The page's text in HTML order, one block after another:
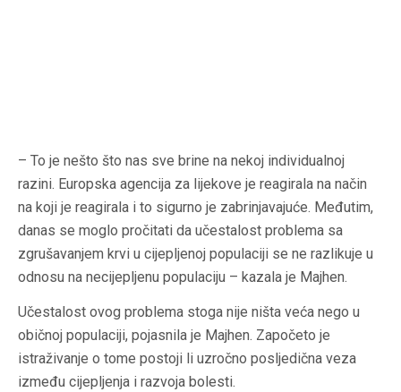
– To je nešto što nas sve brine na nekoj individualnoj
razini. Europska agencija za lijekove je reagirala na način
na koji je reagirala i to sigurno je zabrinjavajuće. Međutim,
danas se moglo pročitati da učestalost problema sa
zgrušavanjem krvi u cijepljenoj populaciji se ne razlikuje u
odnosu na necijepljenu populaciju – kazala je Majhen.
Učestalost ovog problema stoga nije ništa veća nego u
običnoj populaciji, pojasnila je Majhen. Započeto je
istraživanje o tome postoji li uzročno posljedična veza
između cijepljenja i razvoja bolesti.